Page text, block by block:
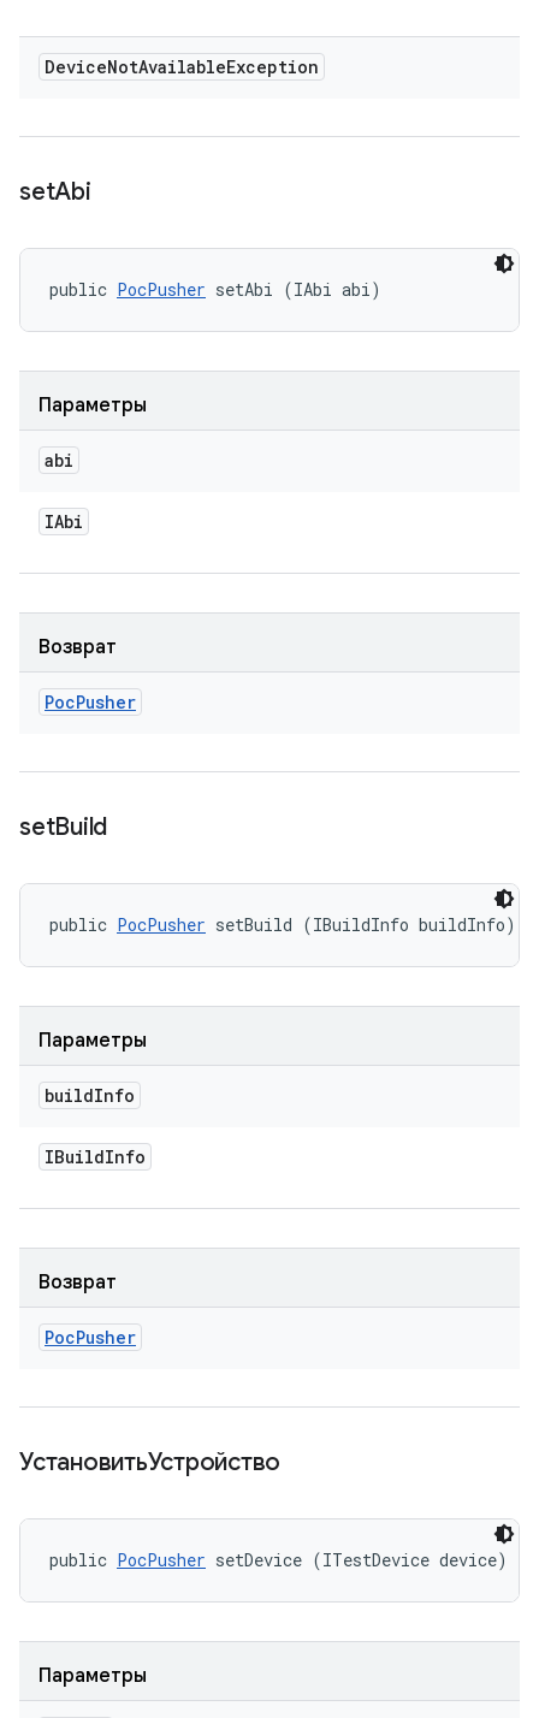
DeviceNotAvailableException
setAbi
public PocPusher setAbi (IAbi abi)
Параметры
abi
IAbi
Возврат
PocPusher
setBuild
public PocPusher setBuild (IBuildInfo buildInfo)
Параметры
buildInfo
IBuildInfo
Возврат
PocPusher
УстановитьУстройство
public PocPusher setDevice (ITestDevice device)
Параметры